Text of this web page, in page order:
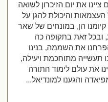
את יום הזיכרון לשואה
והיכולת להגן על
65 שנות קיומנו הן, במונחים של שאר
זאת בתקופה כה
את השממה, בנינו
מתוחכמת ויעילה,
את עולם לימוד התורה
והגענו למונדיאל...